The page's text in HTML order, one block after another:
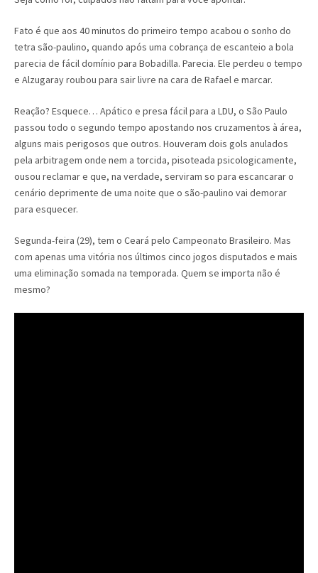
Fato é que aos 40 minutos do primeiro tempo acabou o sonho do
tetra são-paulino, quando após uma cobrança de escanteio a bola
parecia de fácil domínio para Bobadilla. Parecia. Ele perdeu o tempo
e Alzugaray roubou para sair livre na cara de Rafael e marcar.
Reação? Esquece… Apático e presa fácil para a LDU, o São Paulo
passou todo o segundo tempo apostando nos cruzamentos à área,
alguns mais perigosos que outros. Houveram dois gols anulados
pela arbitragem onde nem a torcida, pisoteada psicologicamente,
ousou reclamar e que, na verdade, serviram so para escancarar o
cenário deprimente de uma noite que o são-paulino vai demorar
para esquecer.
Segunda-feira (29), tem o Ceará pelo Campeonato Brasileiro. Mas
com apenas uma vitória nos últimos cinco jogos disputados e mais
uma eliminação somada na temporada. Quem se importa não é
mesmo?